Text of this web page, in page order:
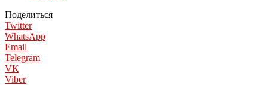
Поделиться
Twitter
WhatsApp
Email
Telegram
VK
Viber